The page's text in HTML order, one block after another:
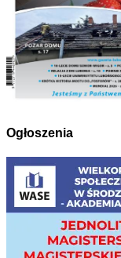
Ogłoszenia